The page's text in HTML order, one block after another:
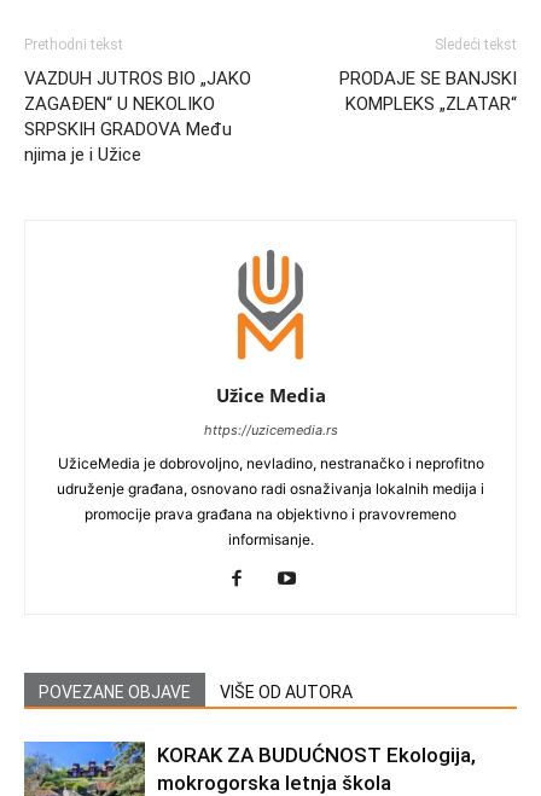
Prethodni tekst
VAZDUH JUTROS BIO „JAKO
ZAGAĐEN“ U NEKOLIKO
SRPSKIH GRADOVA Među
njima je i Užice
Sledeći tekst
PRODAJE SE BANJSKI
KOMPLEKS „ZLATAR“
Užice Media
https://uzicemedia.rs
UžiceMedia je dobrovoljno, nevladino, nestranačko i neprofitno
udruženje građana, osnovano radi osnaživanja lokalnih medija i
promocije prava građana na objektivno i pravovremeno
informisanje.
POVEZANE OBJAVE VIŠE OD AUTORA
KORAK ZA BUDUĆNOST Ekologija,
mokrogorska letnja škola